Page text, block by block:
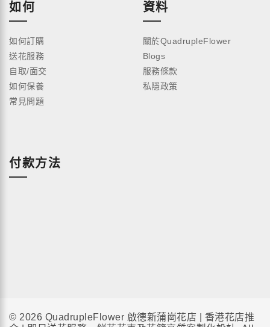
如何
如何訂購
送花服務
自取/面交
如何保養
常見問題
資料
關於QuadrupleFlower
Blogs
服務條款
私隱政策
付款方法
© 2026 QuadrupleFlower 啟德新蒲崗花店 | 香港花店推